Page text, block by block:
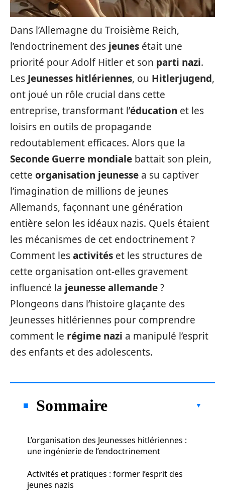
Dans l’Allemagne du Troisième Reich,
l’endoctrinement des jeunes était une
priorité pour Adolf Hitler et son parti nazi.
Les Jeunesses hitlériennes, ou Hitlerjugend,
ont joué un rôle crucial dans cette
entreprise, transformant l’éducation et les
loisirs en outils de propagande
redoutablement efficaces. Alors que la
Seconde Guerre mondiale battait son plein,
cette organisation jeunesse a su captiver
l’imagination de millions de jeunes
Allemands, façonnant une génération
entière selon les idéaux nazis. Quels étaient
les mécanismes de cet endoctrinement ?
Comment lesactivités et les structures de
cette organisation ont-elles gravement
influencé la jeunesse allemande?
Plongeons dans l’histoire glaçante des
Jeunesses hitlériennes pour comprendre
comment le régime nazi a manipulé l’esprit
des enfants et des adolescents.
Sommaire
L’organisation des Jeunesses hitlériennes :
une ingénierie de l’endoctrinement
Activités et pratiques : former l’esprit des
jeunes nazis